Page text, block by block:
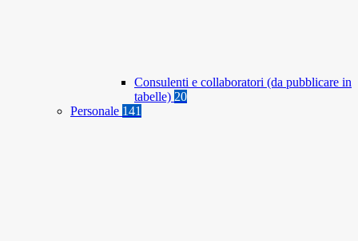
Consulenti e collaboratori (da pubblicare in
tabelle) 20
Personale 141